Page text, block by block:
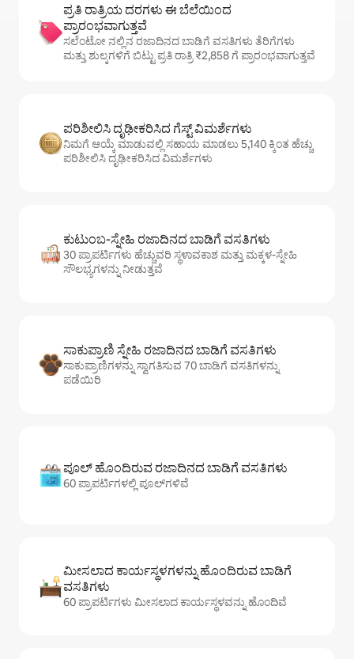
ಪ್ರತಿ ರಾತ್ರಿಯ ದರಗಳು ಈ ಬೆಲೆಯಿಂದ
ಪ್ರಾರಂಭವಾಗುತ್ತವೆ
ಸಲೆಂಟೋ ನಲ್ಲಿನ ರಜಾದಿನದ ಬಾಡಿಗೆ ವಸತಿಗಳು ತೆರಿಗೆಗಳು
ಮತ್ತು ಶುಲ್ಕಗಳಿಗೆ ಬಿಟ್ಟು ಪ್ರತಿ ರಾತ್ರಿ ₹2,858 ಗೆ ಪ್ರಾರಂಭವಾಗುತ್ತವೆ
ಪರಿಶೀಲಿಸಿ ದೃಢೀಕರಿಸಿದ ಗೆಸ್ಟ್ ವಿಮರ್ಶೆಗಳು
ನಿಮಗೆ ಆಯ್ಕೆ ಮಾಡುವಲ್ಲಿ ಸಹಾಯ ಮಾಡಲು 5,140 ಕ್ಕಿಂತ ಹೆಚ್ಚು
ಪರಿಶೀಲಿಸಿ ದೃಢೀಕರಿಸಿದ ವಿಮರ್ಶೆಗಳು
ಕುಟುಂಬ-ಸ್ನೇಹಿ ರಜಾದಿನದ ಬಾಡಿಗೆ ವಸತಿಗಳು
30 ಪ್ರಾಪರ್ಟಿಗಳು ಹೆಚ್ಚುವರಿ ಸ್ಥಳಾವಕಾಶ ಮತ್ತು ಮಕ್ಕಳ-ಸ್ನೇಹಿ
ಸೌಲಭ್ಯಗಳನ್ನು ನೀಡುತ್ತವೆ
ಸಾಕುಪ್ರಾಣಿ ಸ್ನೇಹಿ ರಜಾದಿನದ ಬಾಡಿಗೆ ವಸತಿಗಳು
ಸಾಕುಪ್ರಾಣಿಗಳನ್ನು ಸ್ವಾಗತಿಸುವ 70 ಬಾಡಿಗೆ ವಸತಿಗಳನ್ನು
ಪಡೆಯಿರಿ
ಪೂಲ್ ಹೊಂದಿರುವ ರಜಾದಿನದ ಬಾಡಿಗೆ ವಸತಿಗಳು
60 ಪ್ರಾಪರ್ಟಿಗಳಲ್ಲಿ ಪೂಲ್‌‌‌‌‌‌‌‌‌ಗಳಿವೆ
ಮೀಸಲಾದ ಕಾರ್ಯಸ್ಥಳಗಳನ್ನು ಹೊಂದಿರುವ ಬಾಡಿಗೆ
ವಸತಿಗಳು
60 ಪ್ರಾಪರ್ಟಿಗಳು ಮೀಸಲಾದ ಕಾರ್ಯಸ್ಥಳವನ್ನು ಹೊಂದಿವೆ